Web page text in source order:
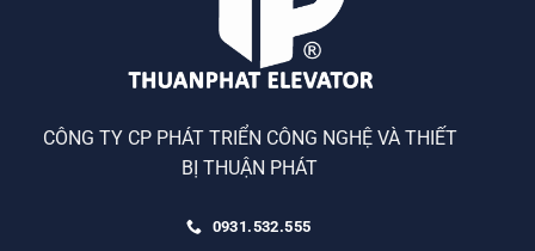
CÔNG TY CP PHÁT TRIỂN CÔNG NGHỆ VÀ THIẾT
BỊ THUẬN PHÁT
0931.532.555